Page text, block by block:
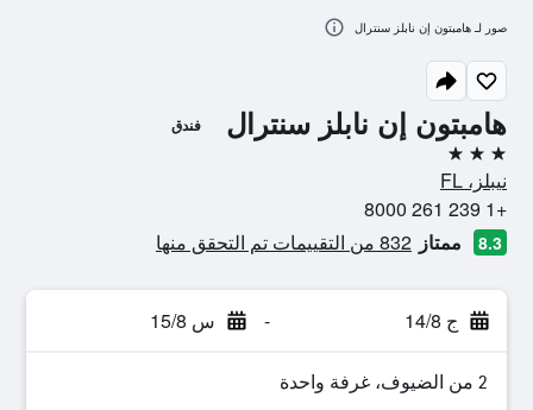
هامبتون إن نابلز سنترال فندق
3 نجوم
نيبلز، FL
+1 239 261 8000
8.3 ممتاز 832 من التقييمات تم التحقق منها
ج 14/8 - س 15/8
2 من الضيوف، غرفة واحدة
صور لـ هامبتون إن نابلز سنترال